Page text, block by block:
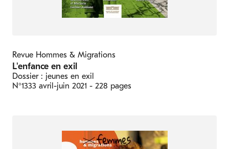
Revue Hommes & Migrations
L'enfance en exil
Dossier : jeunes en exil
N°1333 avril-juin 2021 - 228 pages